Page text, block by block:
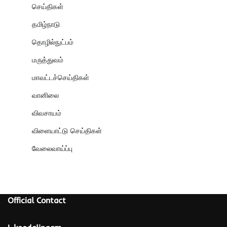
செய்திகள்
தமிழ்நாடு
தொழில்நுட்பம்
மருத்துவம்
மாவட்டச்செய்திகள்
வானிலை
விவசாயம்
விளையாட்டு செய்திகள்
வேலைவாய்ப்பு
Official Contact